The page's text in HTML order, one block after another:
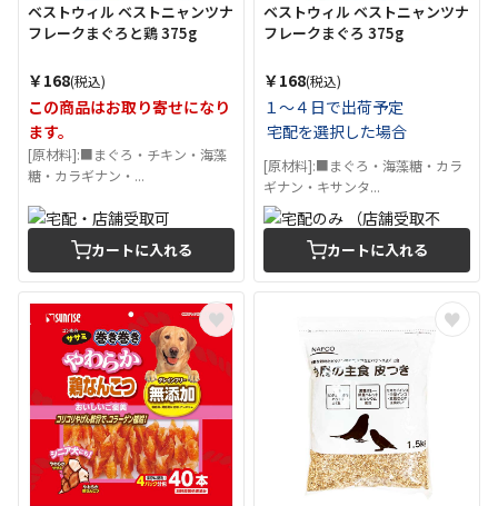
ベストウィル ベストニャンツナ
フレークまぐろと鶏 375g
￥168(税込)
この商品はお取り寄せになり
ます。
[原材料]:■まぐろ・チキン・海藻
糖・カラギナン・...
カートに入れる
ベストウィル ベストニャンツナ
フレークまぐろ 375g
￥168(税込)
１～４日で出荷予定
宅配を選択した場合
[原材料]:■まぐろ・海藻糖・カラ
ギナン・キサンタ...
カートに入れる